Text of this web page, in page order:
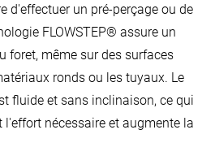
d'effectuer un pré-perçage ou de
FLOWSTEP® assure un
foret, même sur des surfaces
ronds ou les tuyaux. Le
fluide et sans inclinaison, ce qui
nécessaire et augmente la